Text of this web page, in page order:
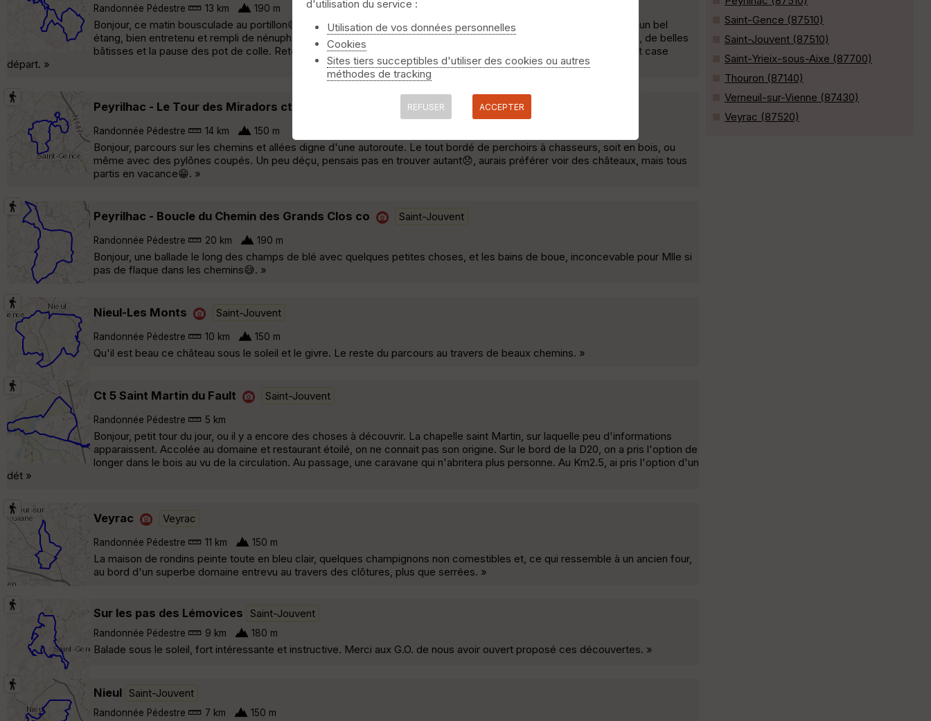
Randonnée Pédestre 13 km 190 m
Bonjour, ce matin bousculade au portillon😄. Le départ à été hasardeux pour prendre le trace. On est passé devant un bel
étang, bien entretenu et rempli de nénuphar en fleurs, superbe. Passage dans les petits villages avec un beau puits, de belles
bâtisses et la pause des pot de colle. Retour aux abords de l'étang, une petite boucle avec son vieux tombereau et case
départ. »
Peyrilhac - Le Tour des Miradors ct
Randonnée Pédestre 14 km 150 m
Bonjour, parcours sur les chemins et allées digne d'une autoroute. Le tout bordé de perchoirs à chasseurs, soit en bois, ou
même avec des pylônes coupés. Un peu déçu, pensais pas en trouver autant😞, aurais préférer voir des châteaux, mais tous
partis en vacance😁. »
Peyrilhac - Boucle du Chemin des Grands Clos co Saint-Jouvent
Randonnée Pédestre 20 km 190 m
Bonjour, une ballade le long des champs de blé avec quelques petites choses, et les bains de boue, inconcevable pour Mlle si
pas de flaque dans les chemins😅. »
Nieul-Les Monts Saint-Jouvent
Randonnée Pédestre 10 km 150 m
Qu'il est beau ce château sous le soleil et le givre. Le reste du parcours au travers de beaux chemins. »
Ct 5 Saint Martin du Fault Saint-Jouvent
Randonnée Pédestre 5 km
Bonjour, petit tour du jour, ou il y a encore des choses à découvrir. La chapelle saint Martin, sur laquelle peu d'informations
apparaissent. Accolée au domaine et restaurant étoilé, on ne connait pas son origine. Sur le bord de la D20, on a pris l'option de
longer dans le bois au vu de la circulation. Au passage, une caravane qui n'abritera plus personne. Au Km2.5, ai pris l'option d'un
dét »
Veyrac Veyrac
Randonnée Pédestre 11 km 150 m
La maison de rondins peinte toute en bleu clair, quelques champignons non comestibles et, ce qui ressemble à un ancien four,
au bord d'un superbe domaine entrevu au travers des clôtures, plus que serrées. »
Sur les pas des Lémovices Saint-Jouvent
Randonnée Pédestre 9 km 180 m
Balade sous le soleil, fort intéressante et instructive. Merci aux G.O. de nous avoir ouvert proposé ces découvertes. »
Nieul Saint-Jouvent
Randonnée Pédestre 7 km 150 m
Saint-Gence (87510)
Saint-Jouvent (87510)
Saint-Yrieix-sous-Aixe (87700)
Thouron (87140)
Verneuil-sur-Vienne (87430)
Veyrac (87520)
d'utilisation du service :
Utilisation de vos données personnelles
Cookies
Sites tiers succeptibles d'utiliser des cookies ou autres
méthodes de tracking
REFUSER ACCEPTER